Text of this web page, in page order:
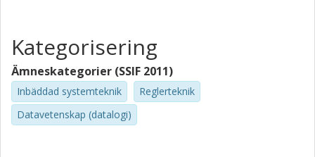
Kategorisering
Ämneskategorier (SSIF 2011)
Inbäddad systemteknik
Reglerteknik
Datavetenskap (datalogi)